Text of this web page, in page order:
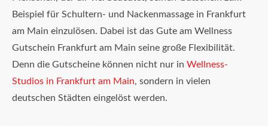
Beispiel für Schultern- und Nackenmassage in Frankfurt
am Main einzulösen. Dabei ist das Gute am Wellness
Gutschein Frankfurt am Main seine große Flexibilität.
Denn die Gutscheine können nicht nur in Wellness-
Studios in Frankfurt am Main, sondern in vielen
deutschen Städten eingelöst werden.